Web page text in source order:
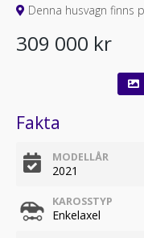
Denna husvagn finns
309 000 kr
Fakta
MODELLÅR
2021
KAROSSTYP
Enkelaxel